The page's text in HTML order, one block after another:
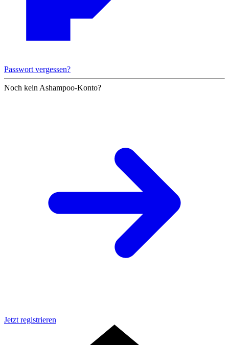
Passwort vergessen?
Noch kein Ashampoo-Konto?
Jetzt registrieren